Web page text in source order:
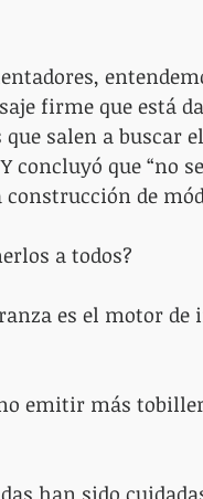
firme que está
salen a buscar
que “no
de
a todos?
es el motor de
emitir más
han sido